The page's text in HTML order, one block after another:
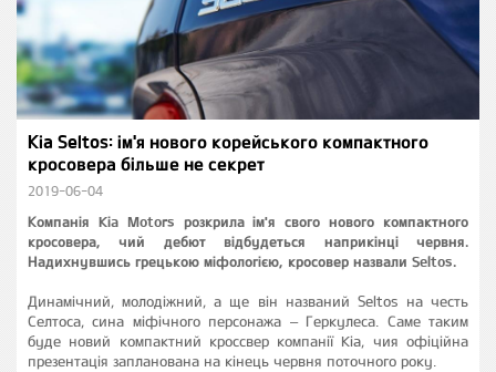
Kia Seltos: ім'я нового корейського компактного
кросовера більше не секрет
2019-06-04
Компанія Kia Motors розкрила ім'я свого нового компактного
кросовера, чий дебют відбудеться наприкінці червня.
Надихнувшись грецькою міфологією, кросовер назвали Seltos.
Динамічний, молодіжний, а ще він названий Seltos на честь
Селтоса, сина міфічного персонажа – Геркулеса. Саме таким
буде новий компактний кроссвер компанії Kia, чия офіційна
презентація запланована на кінець червня поточного року.